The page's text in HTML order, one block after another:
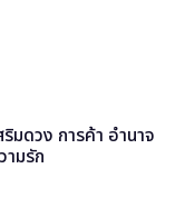
มดวง การค้า อำนาจ
ามรัก